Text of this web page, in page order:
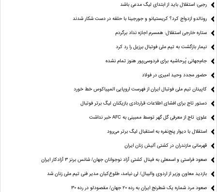
رجبی: استقلال باید از ابتدای لیگ مدعی باشد
رونالدو ازدواج کرد؟ کریستیانو و جورجینا با حلقه در دست شکار شدند
ستاره خارجی استقلال: همسرم اجازه نداد برگردم
نیمار بازگشت به تیم ملی فوتبال برزیل را رد کرد
جام‌جهانی پُرحاشیه برای فردوسی‌پور هنوز تمام نشده
حضور مجدد وحید امیری در فولاد
کاپیتان تیم ملی فوتبال ایران از فهرست اروپایی المپیاکوس خط خورد
دستور تاج برای افشای اطلاعات قراردادی بازیکنان لیگ برتر فوتبال
علوی: تاج از معرفی گل گهر توسط ممبینی به AFC خبر نداشت
استقلال با دیوار پنج‌نفره به استقبال لیگ برتر می‌رود
قهرمانی مازندران در کشتی آلیش زنان ایران
صعود فراستی و اسمعلی به فینال کشتی آزاد نوجوانان جهان/ شانس برنز ۳ آزادکار ایران
بازدید معاون وزیر از اردوی والیبال/ لی نیامد، طلوع‌کیان مدیر فنی تیم ملی زنان شد
صعود مرد شماره یک شطرنج ایران به رده ۲۰ جهان/ مقصودلو در رده ۳۰